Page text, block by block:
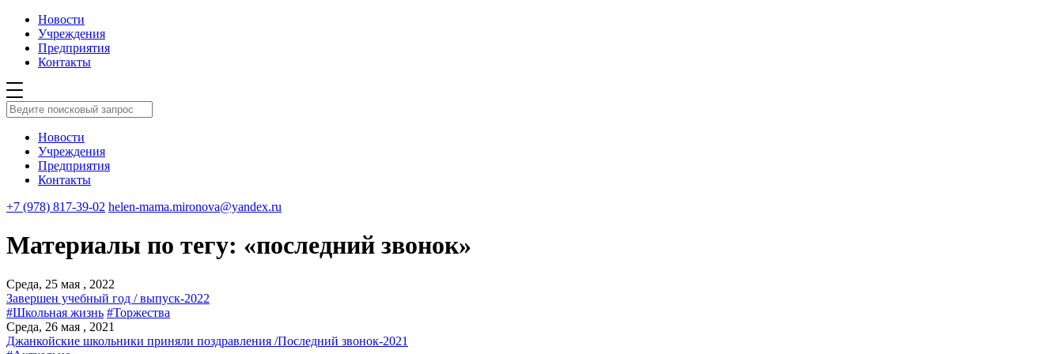
Новости
Учреждения
Предприятия
Контакты
Новости
Учреждения
Предприятия
Контакты
+7 (978) 817-39-02 helen-mama.mironova@yandex.ru
Материалы по тегу: «последний звонок»
Среда, 25 мая , 2022
Завершен учебный год / выпуск-2022
#Школьная жизнь #Торжества
Среда, 26 мая , 2021
Джанкойские школьники приняли поздравления /Последний звонок-2021